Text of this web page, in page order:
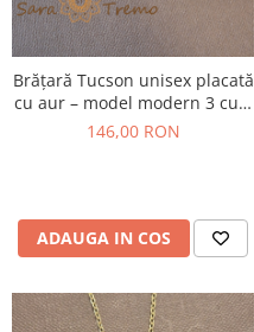
Brățară Tucson unisex placată
cu aur – model modern 3 cu 1
cu zale dreptunghiulare, 19
146,00 RON
ADAUGA IN COS